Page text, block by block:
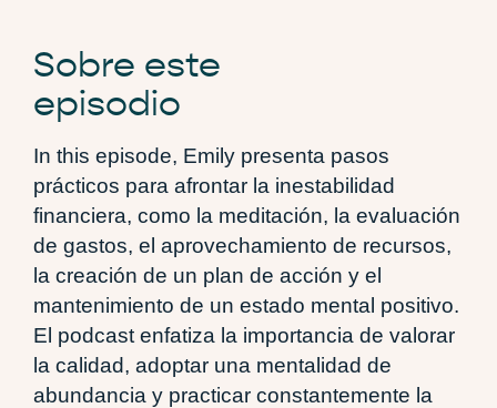
Sobre este
episodio
In this episode, Emily presenta pasos
prácticos para afrontar la inestabilidad
financiera, como la meditación, la evaluación
de gastos, el aprovechamiento de recursos,
la creación de un plan de acción y el
mantenimiento de un estado mental positivo.
El podcast enfatiza la importancia de valorar
la calidad, adoptar una mentalidad de
abundancia y practicar constantemente la